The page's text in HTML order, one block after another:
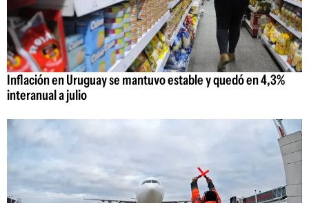
Inflación en Uruguay se mantuvo estable y quedó en 4,3%
interanual a julio